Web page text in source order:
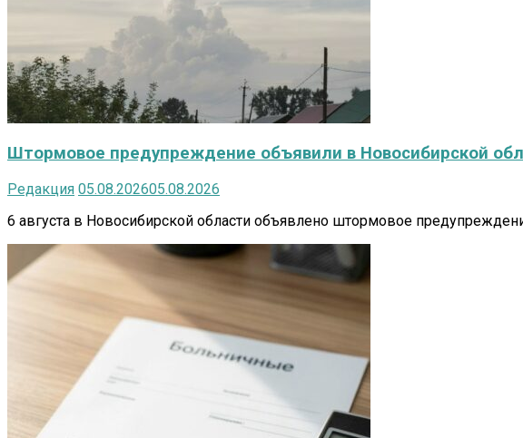
Штормовое предупреждение объявили в Новосибирской
Редакция 05.08.202605.08.2026
6 августа в Новосибирской области объявлено штормовое